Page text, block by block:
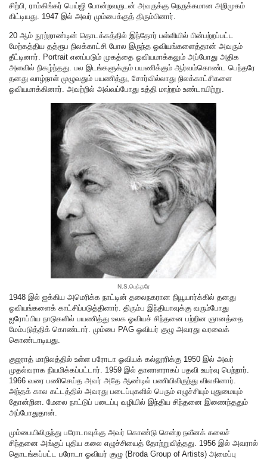
சிற்பி, ராம்கிங்கர் பெய்ஜி போன்றவருடன் அவருக்கு நெருக்கமான அறிமுகம்
கிட்டியது. 1947 இல் அவர் மும்பைக்குத் திரும்பினார்.
20 ஆம் நூற்றாண்டின் தொடக்கத்தில் இந்தோர் பள்ளியில் பின்பற்றப்பட்ட
மேற்கத்திய தத்ரூப நிலக்காட்சி போல இருந்த ஓவியங்களைத்தான் அவரும்
தீட்டினார். Portrait எனப்படும் முகத்தை ஓவியமாக்கலும் அப்போது அதிக
அளவில் நிகழ்ந்தது. பல இடங்களுக்கும் பயணிக்கும் ஆர்வம்கொண்ட பெந்தரே
தனது வாழ்நாள் முழுவதும் பயணித்து, சோர்வில்லாது நிலக்காட்சிகளை
ஓவியமாக்கினார். அவற்றில் அவ்வப்போது உத்தி மாற்றம் உண்டாயிற்று.
N.S.பெந்தரே
1948 இல் ஐக்கிய அமெரிக்க நாட்டின் தலைநகரான நியூயார்க்கில் தனது
ஓவியங்களைக் காட்சிப்படுத்தினார். திரும்ப இந்தியாவுக்கு வரும்போது
ஐரோப்பிய நாடுகளில் பயணித்து உலக ஓவியச் சிந்தனை பற்றின ஞானத்தை
மேம்படுத்திக் கொண்டார். மும்பை PAG ஓவியர் குழு அவரது வரவைக்
கொண்டாடியது.
குஜராத் மாநிலத்தில் உள்ள பரோடா ஓவியக் கல்லூரிக்கு 1950 இல் அவர்
முதல்வராக நியமிக்கப்பட்டார். 1959 இல் தாளாளராகப் பதவி உயர்வு பெற்றார்.
1966 வரை பணிசெய்த அவர் அதே ஆண்டில் பணியிலிருந்து விலகினார்.
அந்தக் கால கட்டத்தில் அவரது படைப்புகளில் பெரும் எழுச்சியும் புதுமையும்
தோன்றின. மேலை நாட்டுப் படைப்பு வழியில் இந்திய சிந்தனை இணைந்ததும்
அப்போதுதான்.
மும்பையிலிருந்து பரோடாவுக்கு அவர் கொண்டு சென்ற நவீனக் கலைச்
சிந்தனை அங்குப் புதிய கலை எழுச்சியைத் தோற்றுவித்தது. 1956 இல் அவரால்
தொடங்கப்பட்ட பரோடா ஓவியர் குழு (Broda Group of Artists) அமைப்பு